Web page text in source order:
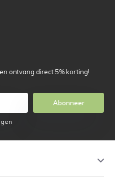
ontvang direct 5% korting!
Abonneer